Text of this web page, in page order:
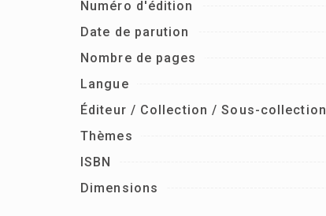
Numéro d'édition
Date de parution
Nombre de pages
Langue
Éditeur / Collection / Sous-collection
Thèmes
ISBN
Dimensions